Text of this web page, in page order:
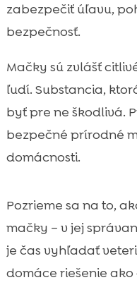
to znamená a
 Bezpečné
jednoduché

Masáž, jemná
pre mačky
prostredie pre
 Stres a bolesť:
a citlivé
zabezpečiť úľavu,
bezpečnosť.
Mačky sú zvlášť
ľudí. Substancia,
byť pre ne škodlivá.
bezpečné prírodné
domácnosti.
Pozrieme sa na to,
mačky – v jej
je čas vyhľadať
domáce riešenie